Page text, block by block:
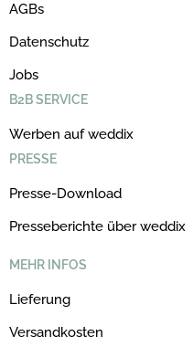
AGBs
Datenschutz
Jobs
B2B SERVICE
Werben auf weddix
PRESSE
Presse-Download
Presseberichte über weddix
MEHR INFOS
Lieferung
Versandkosten